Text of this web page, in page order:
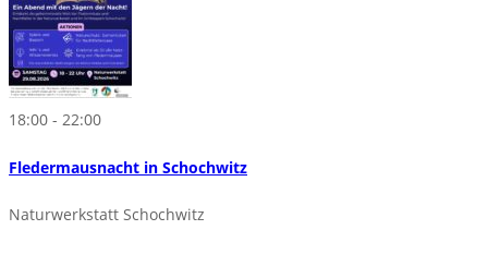
18:00 - 22:00
Fledermausnacht in Schochwitz
Naturwerkstatt Schochwitz